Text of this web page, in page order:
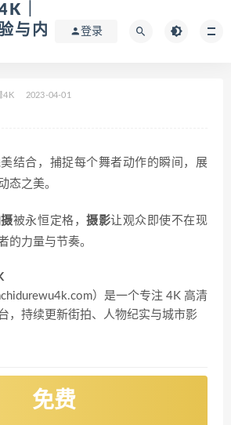
｜
与内
登录
4K 2023-04-01
结合，捕捉每个舞者动作的瞬间，展
态之美。
被永恒定格，摄影让观众即使不在现
的力量与节奏。
）是一个专注 4K 高清
，持续更新街拍、人物纪实与城市影
免费